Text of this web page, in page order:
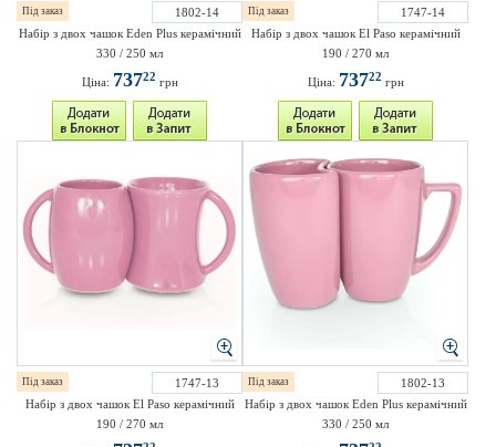
Під заказ
1802-14
Набір з двох чашок Eden Plus керамічний
330 / 250 мл
Ціна: 73722 грн
Під заказ
1747-14
Набір з двох чашок El Paso керамічний
190 / 270 мл
Ціна: 73722 грн
Під заказ
1747-13
Набір з двох чашок El Paso керамічний
190 / 270 мл
Під заказ
1802-13
Набір з двох чашок Eden Plus керамічний
330 / 250 мл